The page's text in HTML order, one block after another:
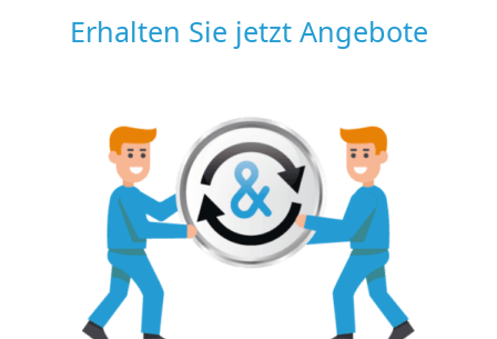
Erhalten Sie jetzt Angebote